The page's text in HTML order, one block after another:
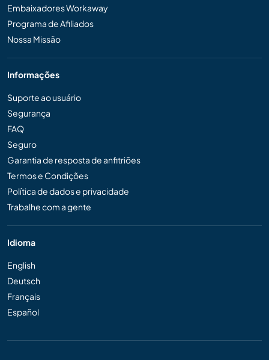
Embaixadores Workaway
Programa de Afiliados
Nossa Missão
Informações
Suporte ao usuário
Segurança
FAQ
Seguro
Garantia de resposta de anfitriões
Termos e Condições
Política de dados e privacidade
Trabalhe com a gente
Idioma
English
Deutsch
Français
Español